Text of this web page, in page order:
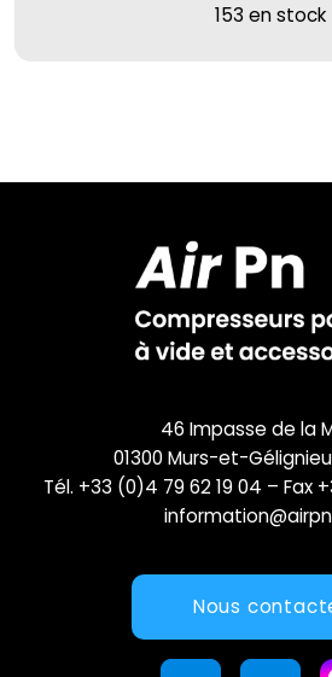
153 en stock
46 Impasse de la
01300 Murs-et-
Tél. +33 (0)4 79 62 19 04 – Fax
Nous